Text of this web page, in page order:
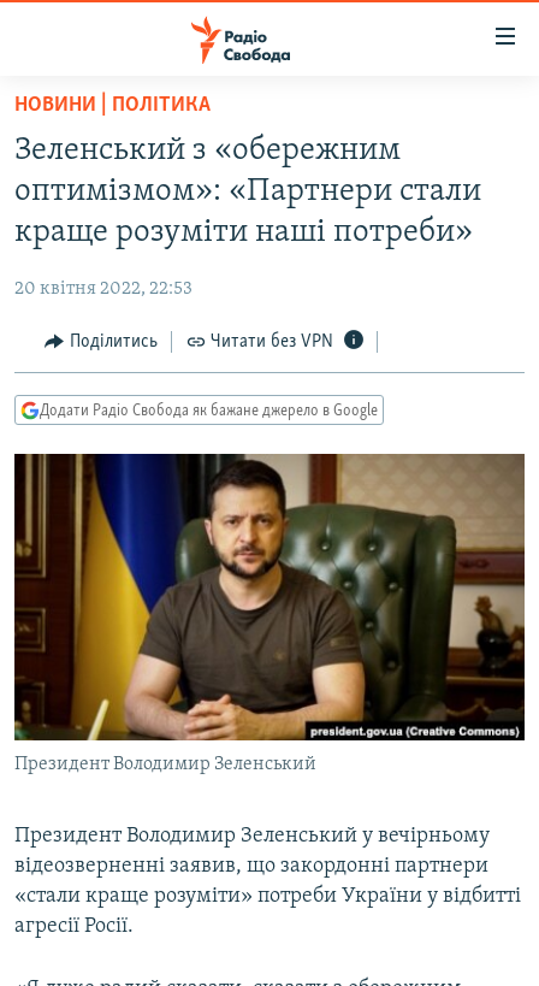
Перейти
основного
матеріалу
до
основної
Перейти
до
пошуку
РАДІО СВОБОДА – 70 РОКІВ
СУСПІЛЬСТВО
УКРАЇНА
РОСІЙСЬКА «ФІЛЬТРАЦІЯ»
ДОНБАС.РЕАЛІЇ
ТИ ЯК?
ПРИАЗОВ’Я
КИТАЙ.ВИКЛИКИ
МУЛЬТИМЕДІА
ФОТО
СПЕЦПРОЄКТИ
ПОДКАСТИ
РУС
УКР
КТАТ
ДОЛУЧАЙСЯ!
НОВИНИ | ПОЛІТИКА
Зеленський з «обережним
оптимізмом»: «Партнери стали
краще розуміти наші потреби»
20 квітня 2022, 22:53
Поділитись Читати без VPN
Додати Радіо Свобода як бажане джерело в Google
Президент Володимир Зеленський
Президент Володимир Зеленський у вечірньому
відеозверненні заявив, що закордонні партнери
«стали краще розуміти» потреби України у відбитті
агресії Росії.